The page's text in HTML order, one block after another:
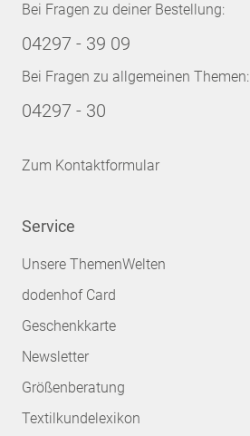
Bei Fragen zu deiner Bestellung:
04297 - 39 09
Bei Fragen zu allgemeinen Themen:
04297 - 30
Zum Kontaktformular
Service
Unsere ThemenWelten
dodenhof Card
Geschenkkarte
Newsletter
Größenberatung
Textilkundelexikon